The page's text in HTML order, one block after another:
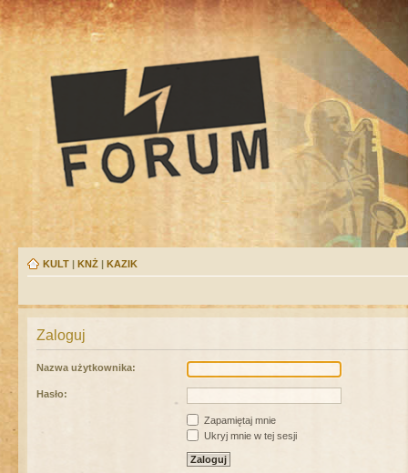
KULT | KNŻ | KAZIK
Zaloguj
Nazwa użytkownika:
Hasło:
Zapamiętaj mnie
Ukryj mnie w tej sesji